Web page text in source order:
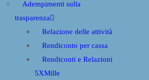
Adempimenti sulla
trasparenza
Relazione delle attività
Rendiconto per cassa
Rendiconti e Relazioni
5XMille